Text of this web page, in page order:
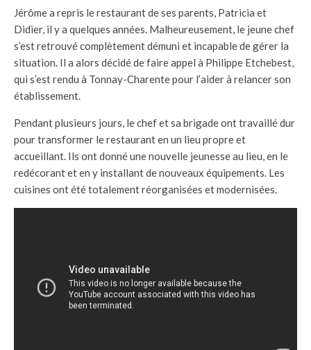
Jérôme a repris le restaurant de ses parents, Patricia et
Didier, il y a quelques années. Malheureusement, le jeune chef
s’est retrouvé complètement démuni et incapable de gérer la
situation. Il a alors décidé de faire appel à Philippe Etchebest,
qui s’est rendu à Tonnay-Charente pour l’aider à relancer son
établissement.
Pendant plusieurs jours, le chef et sa brigade ont travaillé dur
pour transformer le restaurant en un lieu propre et
accueillant. Ils ont donné une nouvelle jeunesse au lieu, en le
redécorant et en y installant de nouveaux équipements. Les
cuisines ont été totalement réorganisées et modernisées.